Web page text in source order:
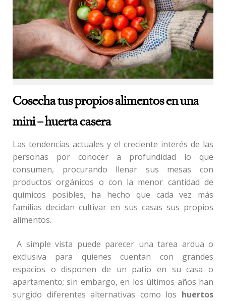
Cosecha tus propios alimentos en una
mini – huerta casera
Las tendencias actuales y el creciente interés de las
personas por conocer a profundidad lo que
consumen, procurando llenar sus mesas con
productos orgánicos o con la menor cantidad de
químicos posibles, ha hecho que cada vez más
familias decidan cultivar en sus casas sus propios
alimentos.
A simple vista puede parecer una tarea ardua o
exclusiva para quienes cuentan con grandes
espacios o disponen de un patio en su casa o
apartamento; sin embargo, en los últimos años han
surgido diferentes alternativas como los huertos